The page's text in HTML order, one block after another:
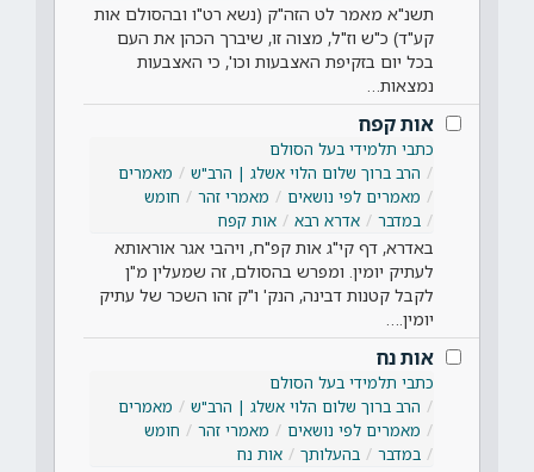
תשנ"א מאמר לט הזה"ק (נשא רט"ו ובהסולם אות
קע"ד) כ"ש וז"ל, מצוה זו, שיברך הכהן את העם
בכל יום בזקיפת האצבעות וכו', כי האצבעות
נמצאות…
אות קפח
כתבי תלמידי בעל הסולם
הרב ברוך שלום הלוי אשלג | הרב"ש
מאמרים
מאמרים לפי נושאים
מאמרי זהר
חומש
במדבר
אדרא רבא אות קפח
באדרא, דף קי"ג אות קפ"ח, ויהבי אגר אוראותא
לעתיק יומין. ומפרש בהסולם, זה שמעלין מ"ן
לקבל קטנות דבינה, הנק' ו"ק זהו השכר של עתיק
יומין.…
אות נח
כתבי תלמידי בעל הסולם
הרב ברוך שלום הלוי אשלג | הרב"ש
מאמרים
מאמרים לפי נושאים
מאמרי זהר
חומש
במדבר
בהעלותך אות נח